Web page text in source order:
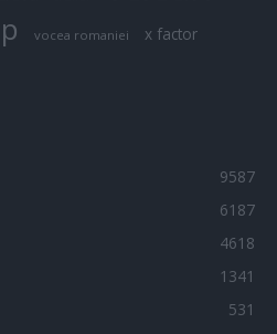
vocea romaniei x factor
9587
6187
4618
1341
531